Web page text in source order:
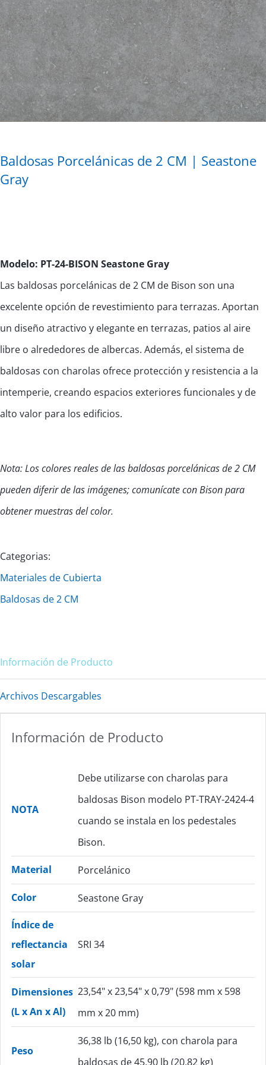
Baldosas Porcelánicas de 2 CM | Seastone
Gray
Modelo: PT-24-BISON Seastone Gray
Las baldosas porcelánicas de 2 CM de Bison son una
excelente opción de revestimiento para terrazas. Aportan
un diseño atractivo y elegante en terrazas, patios al aire
libre o alrededores de albercas. Además, el sistema de
baldosas con charolas ofrece protección y resistencia a la
intemperie, creando espacios exteriores funcionales y de
alto valor para los edificios.
Nota: Los colores reales de las baldosas porcelánicas de 2 CM
pueden diferir de las imágenes; comunícate con Bison para
obtener muestras del color.
Categorias:
Materiales de Cubierta
Baldosas de 2 CM
Información de Producto
Archivos Descargables
Información de Producto
NOTA
Debe utilizarse con charolas para
baldosas Bison modelo PT-TRAY-2424-4
cuando se instala en los pedestales
Bison.
Material Porcelánico
Color Seastone Gray
Índice de
reflectancia
solar
SRI 34
Dimensiones
(L x An x Al)
23,54" x 23,54" x 0,79" (598 mm x 598
mm x 20 mm)
Peso
36,38 lb (16,50 kg), con charola para
baldosas de 45,90 lb (20,82 kg)